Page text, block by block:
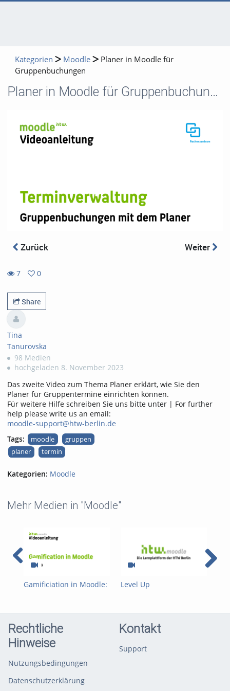
Kategorien Moodle
Planer in Moodle für
Gruppenbuchungen
Planer in Moodle für Gruppenbuchungen
Zurück Weiter
7
views
0
favorites
Share
Tina
Tanurovska
98 Medien
hochgeladen 8. November 2023
Das zweite Video zum Thema Planer erklärt, wie Sie den
Planer für Gruppentermine einrichten können.
Für weitere Hilfe schreiben Sie uns bitte unter | For further
help please write us an email:
moodle-support@htw-berlin.de
Tags:
moodle
gruppen
planer
termin
Kategorien: Moodle
Mehr Medien in "Moodle"
Gamificiation in Moodle:
Level Up
Rechtliche
Hinweise
Nutzungsbedingungen
Datenschutzerklärung
Kontakt
Support